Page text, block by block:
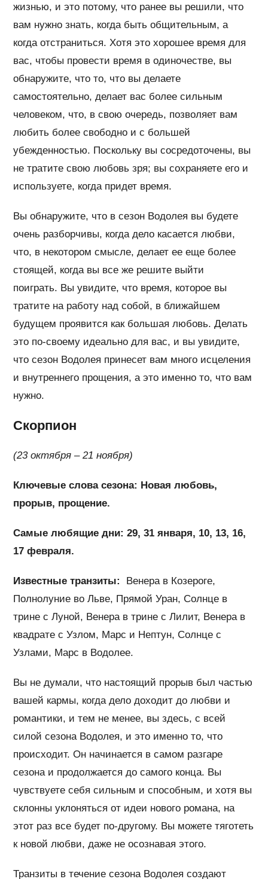
жизнью, и это потому, что ранее вы решили, что
вам нужно знать, когда быть общительным, а
когда отстраниться. Хотя это хорошее время для
вас, чтобы провести время в одиночестве, вы
обнаружите, что то, что вы делаете
самостоятельно, делает вас более сильным
человеком, что, в свою очередь, позволяет вам
любить более свободно и с большей
убежденностью. Поскольку вы сосредоточены, вы
не тратите свою любовь зря; вы сохраняете его и
используете, когда придет время.
Вы обнаружите, что в сезон Водолея вы будете
очень разборчивы, когда дело касается любви,
что, в некотором смысле, делает ее еще более
стоящей, когда вы все же решите выйти
поиграть. Вы увидите, что время, которое вы
тратите на работу над собой, в ближайшем
будущем проявится как большая любовь. Делать
это по-своему идеально для вас, и вы увидите,
что сезон Водолея принесет вам много исцеления
и внутреннего прощения, а это именно то, что вам
нужно.
Скорпион
(23 октября – 21 ноября)
Ключевые слова сезона: Новая любовь,
прорыв, прощение.
Самые любящие дни: 29, 31 января, 10, 13, 16,
17 февраля.
Известные транзиты:
Венера в Козероге,
Полнолуние во Льве, Прямой Уран, Солнце в
трине с Луной, Венера в трине с Лилит, Венера в
квадрате с Узлом, Марс и Нептун, Солнце с
Узлами, Марс в Водолее.
Вы не думали, что настоящий прорыв был частью
вашей кармы, когда дело доходит до любви и
романтики, и тем не менее, вы здесь, с всей
силой сезона Водолея, и это именно то, что
происходит. Он начинается в самом разгаре
сезона и продолжается до самого конца. Вы
чувствуете себя сильным и способным, и хотя вы
склонны уклоняться от идеи нового романа, на
этот раз все будет по-другому. Вы можете тяготеть
к новой любви, даже не осознавая этого.
Транзиты в течение сезона Водолея создают